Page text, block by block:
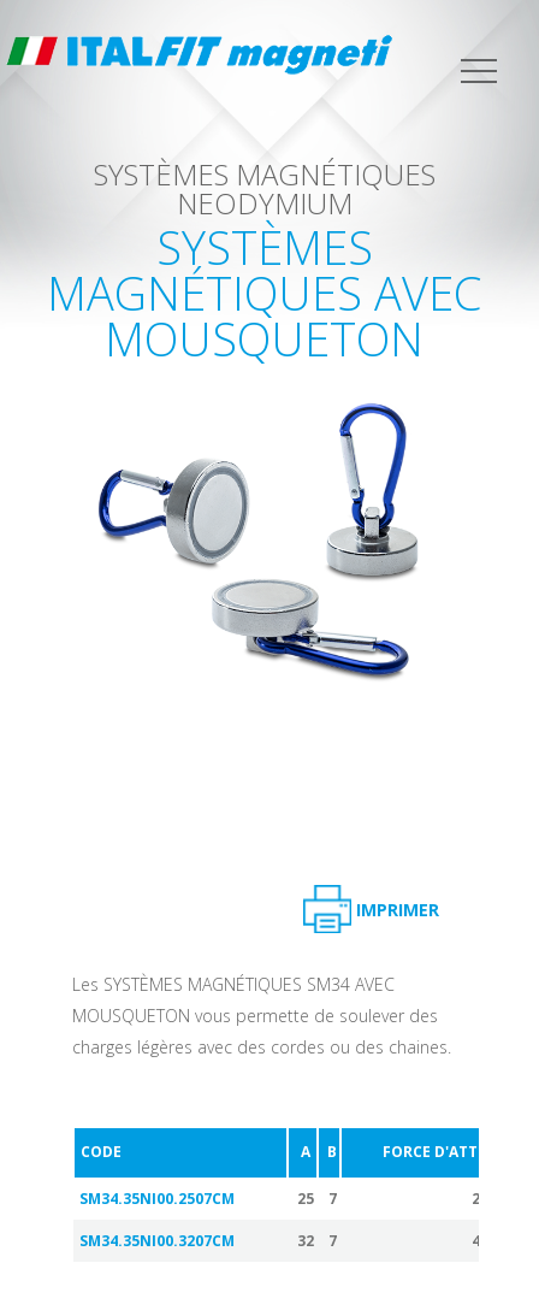
SYSTÈMES MAGNÉTIQUES
NEODYMIUM
SYSTÈMES
MAGNÉTIQUES AVEC
MOUSQUETON
IMPRIMER
Les SYSTÈMES MAGNÉTIQUES SM34 AVEC
MOUSQUETON vous permette de soulever des
charges légères avec des cordes ou des chaines.
CODE A B FORCE
SM34.35NI00.2507CM 25 7 28
SM34.35NI00.3207CM 32 7 49